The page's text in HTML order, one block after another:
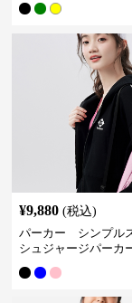
¥9,880 (税込)
パーカー シンプル
シュジャージパーカ